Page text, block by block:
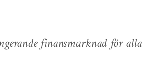
finansmarknad för alla